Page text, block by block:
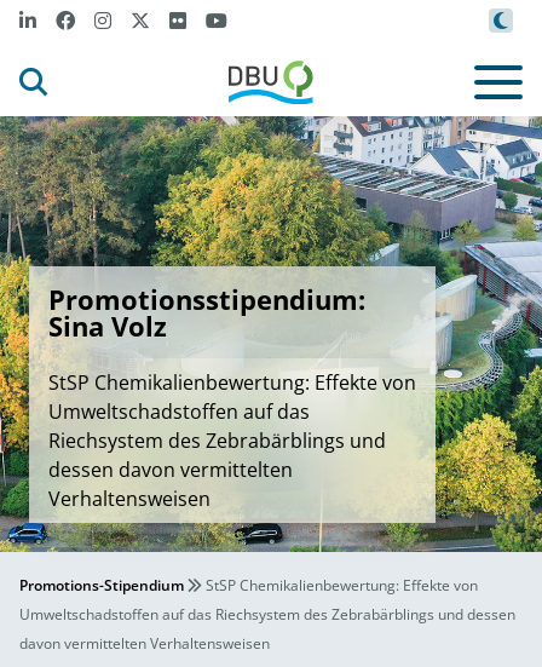
Promotionsstipendium:
Sina Volz
StSP Chemikalienbewertung: Effekte von
Umweltschadstoffen auf das
Riechsystem des Zebrabärblings und
dessen davon vermittelten
Verhaltensweisen
Promotions-Stipendium
StSP Chemikalienbewertung: Effekte von
Umweltschadstoffen auf das Riechsystem des Zebrabärblings und dessen
davon vermittelten Verhaltensweisen